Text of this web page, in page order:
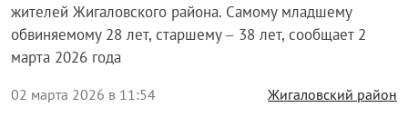
жителей Жигаловского района. Самому младшему
обвиняемому 28 лет, старшему – 38 лет, сообщает 2
марта 2026 года
02 марта 2026 в 11:54 Жигаловский район